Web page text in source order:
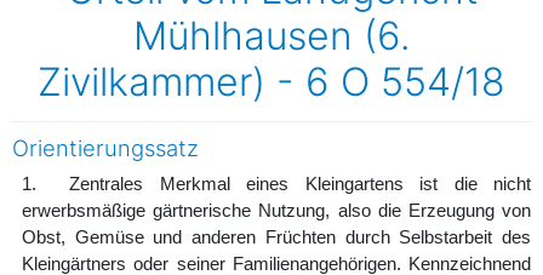
Mühlhausen (6.
Zivilkammer) - 6 O 554/18
Orientierungssatz
1. Zentrales Merkmal eines Kleingartens ist die nicht
erwerbsmäßige gärtnerische Nutzung, also die Erzeugung von
Obst, Gemüse und anderen Früchten durch Selbstarbeit des
Kleingärtners oder seiner Familienangehörigen. Kennzeichnend